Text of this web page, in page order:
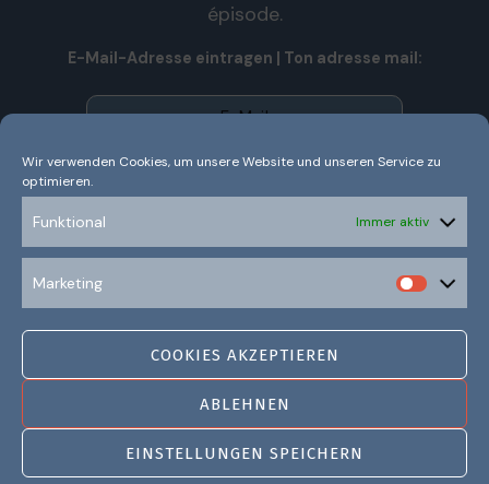
Wir verwenden Cookies, um unsere Website und unseren Service zu
optimieren.
Funktional Immer aktiv
Marketing
COOKIES AKZEPTIEREN
ABLEHNEN
EINSTELLUNGEN SPEICHERN
épisode.
E-Mail-Adresse eintragen | Ton adresse mail:
Wir senden keinen Spam! Nous n’envoyons pas de spam!
Erfahre mehr in unserer
Datenschutzerklärung.
Ich habe die Datenschutzerklärung gelesen und
©2021 LITTÉRAMOURS |IMPRESSUM|